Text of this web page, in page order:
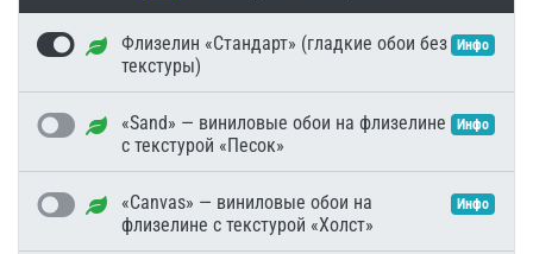
Флизелин «Стандарт» (гладкие обои без
текстуры)
Инфо
«Sand» — виниловые обои на флизелине
с текстурой «Песок»
Инфо
«Canvas» — виниловые обои на
флизелине с текстурой «Холст»
Инфо